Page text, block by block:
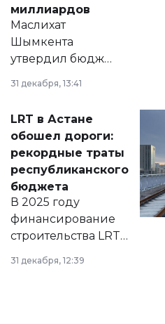
миллиардов
Маслихат
Шымкента
утвердил бюджет
города на 2026–
2028 годы.
документ
появился в базе
нормативных
правовых актов и
на сайте маслихат
города.
31 декабря, 13:41
LRT в Астане
обошел дороги:
рекордные траты
республиканского
бюджета
В 2025 году
финансирование
строительства LRT
в Астане из
республиканского
31 декабря, 12:39